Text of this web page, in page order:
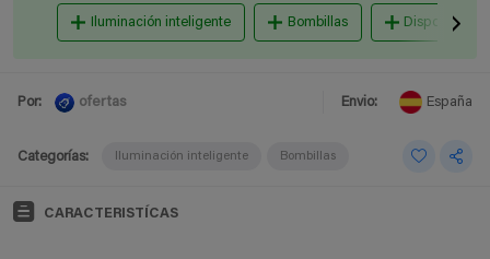
Iluminación inteligente Bombillas Dispositivos
Por: ofertas Envio: España
Categorías: Iluminación inteligente Bombillas
CARACTERISTÍCAS